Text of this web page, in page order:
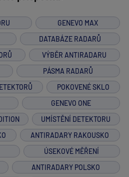
GENEVO MAX
DATABÁZE RADARŮ
VÝBĚR ANTIRADARU
PÁSMA RADARŮ
POKOVENÉ SKLO
GENEVO ONE
UMÍSTĚNÍ DETEKTORU
ANTIRADARY RAKOUSKO
ÚSEKOVÉ MĚŘENÍ
ANTIRADARY POLSKO